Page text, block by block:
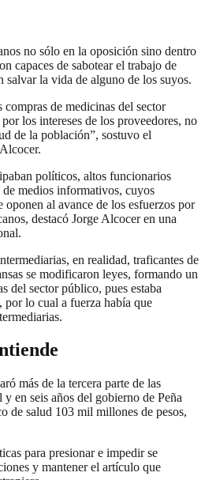
no sólo en la oposición sino dentro
capaces de sabotear el trabajo de
salvar la vida de alguno de los suyos.
de medicinas del sector
los intereses de los proveedores, no
de la población”, sostuvo el
políticos, altos funcionarios
medios informativos, cuyos
oponen al avance de los esfuerzos por
destacó Jorge Alcocer en una
en realidad, traficantes de
se modificaron leyes, formando un
del sector público, pues estaba
lo cual a fuerza había que
más de la tercera parte de las
en seis años del gobierno de Peña
de salud 103 mil millones de pesos,
para presionar e impedir se
y mantener el artículo que